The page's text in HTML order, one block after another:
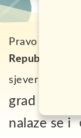
Pravo ime
Republika
sjeveru Afrike,
grad je
nalaze se i